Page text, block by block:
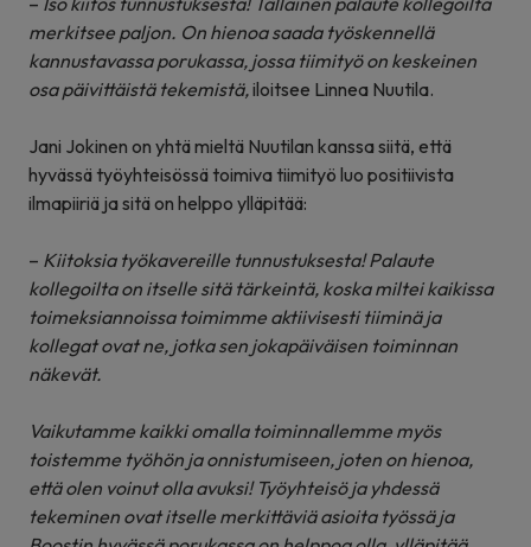
merkitsee paljon. On hienoa saada työskennellä
kannustavassa porukassa, jossa tiimityö on keskeinen
osa päivittäistä tekemistä,iloitsee Linnea Nuutila.
Jani Jokinen on yhtä mieltä Nuutilan kanssa siitä, että
hyvässä työyhteisössä toimiva tiimityö luo positiivista
ilmapiiriä ja sitä on helppo ylläpitää:
– Kiitoksia työkavereille tunnustuksesta! Palaute
kollegoilta on itselle sitä tärkeintä, koska miltei kaikissa
toimeksiannoissa toimimme aktiivisesti tiiminä ja
kollegat ovat ne, jotka sen jokapäiväisen toiminnan
näkevät.
Vaikutamme kaikki omalla toiminnallemme myös
toistemme työhön ja onnistumiseen, joten on hienoa,
että olen voinut olla avuksi! Työyhteisö ja yhdessä
tekeminen ovat itselle merkittäviä asioita työssä ja